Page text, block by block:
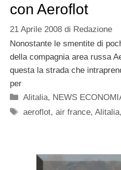
con Aeroflot
21 Aprile 2008 di Redazione
Nonostante le smentite di
della compagnia area russa
questa la strada che
per
Categorie
Alitalia, NEWS
Tag
aeroflot,air france,Alitalia,